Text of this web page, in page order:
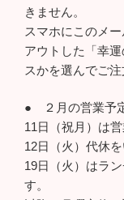
きません。
スマホにこのメ
アウトした「幸
スかを選んでご注
● ２月の営業予
11日（祝月）は営
12日（火）代休を
19日（火）はラ
す。